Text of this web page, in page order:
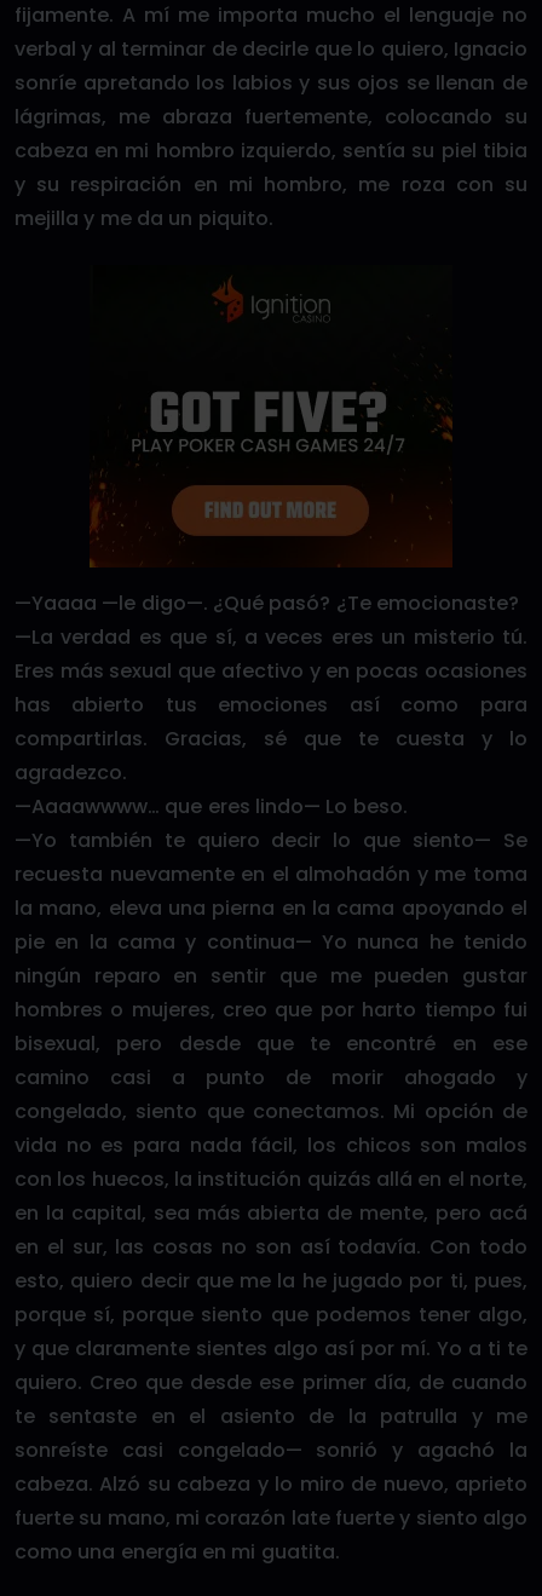
fijamente. A mí me importa mucho el lenguaje no
verbal y al terminar de decirle que lo quiero, Ignacio
sonríe apretando los labios y sus ojos se llenan de
lágrimas, me abraza fuertemente, colocando su
cabeza en mi hombro izquierdo, sentía su piel tibia
y su respiración en mi hombro, me roza con su
mejilla y me da un piquito.
—Yaaaa —le digo—. ¿Qué pasó? ¿Te emocionaste?
—La verdad es que sí, a veces eres un misterio tú.
Eres más sexual que afectivo y en pocas ocasiones
has abierto tus emociones así como para
compartirlas. Gracias, sé que te cuesta y lo
agradezco.
—Aaaawwww… que eres lindo— Lo beso.
—Yo también te quiero decir lo que siento— Se
recuesta nuevamente en el almohadón y me toma
la mano, eleva una pierna en la cama apoyando el
pie en la cama y continua— Yo nunca he tenido
ningún reparo en sentir que me pueden gustar
hombres o mujeres, creo que por harto tiempo fui
bisexual, pero desde que te encontré en ese
camino casi a punto de morir ahogado y
congelado, siento que conectamos. Mi opción de
vida no es para nada fácil, los chicos son malos
con los huecos, la institución quizás allá en el norte,
en la capital, sea más abierta de mente, pero acá
en el sur, las cosas no son así todavía. Con todo
esto, quiero decir que me la he jugado por ti, pues,
porque sí, porque siento que podemos tener algo,
y que claramente sientes algo así por mí. Yo a ti te
quiero. Creo que desde ese primer día, de cuando
te sentaste en el asiento de la patrulla y me
sonreíste casi congelado— sonrió y agachó la
cabeza. Alzó su cabeza y lo miro de nuevo, aprieto
fuerte su mano, mi corazón late fuerte y siento algo
como una energía en mi guatita.